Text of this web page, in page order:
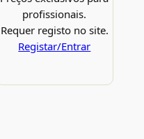
profissionais.
Requer registo no site.
Registar/Entrar